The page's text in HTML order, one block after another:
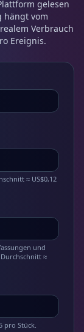
gelesen
hängt vom
Verbrauch
Ereignis.
≈ US$0,12
und
≈
pro Stück.